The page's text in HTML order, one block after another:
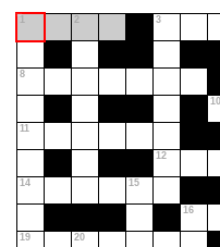
1 2 3
8
10
11
12
14 15
16
19 20